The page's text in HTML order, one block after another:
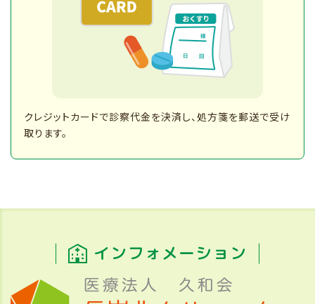
クレジットカードで診察代金を決済し、処方箋を郵送で受け
取ります。
インフォメーション